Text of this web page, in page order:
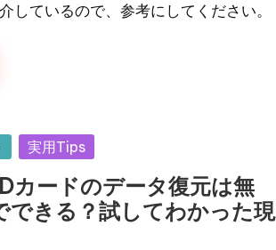
しているので、参考にしてください。
実用Tips
カードのデータ復元は無
できる？試してわかった現